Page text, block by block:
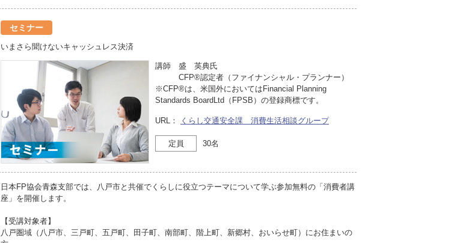
セミナー
いまさら聞けないキャッシュレス決済
講師 盛 英典氏
CFP®認定者（ファイナンシャル・プランナー）
※CFP®は、米国外においてはFinancial Planning
Standards BoardLtd（FPSB）の登録商標です。
URL： くらし交通安全課 消費生活相談グループ
定員 30名
日本FP協会青森支部では、八戸市と共催でくらしに役立つテーマについて学ぶ参加無料の「消費者講
座」を開催します。
【受講対象者】
八戸圏域（八戸市、三戸町、五戸町、田子町、南部町、階上町、新郷村、おいらせ町）にお住まいの